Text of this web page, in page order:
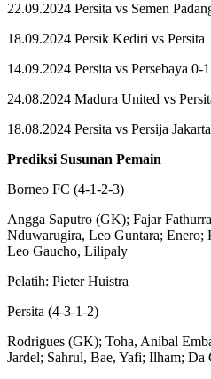
22.09.2024 Persita vs Semen
18.09.2024 Persik Kediri vs Persita
14.09.2024 Persita vs Persebaya 0-1
24.08.2024 Madura United vs
18.08.2024 Persita vs Persija
Prediksi Susunan Pemain
Borneo FC (4-1-2-3)
Angga Saputro (GK); Fajar
Nduwarugira, Leo Guntara; Enero;
Leo Gaucho, Lilipaly
Pelatih: Pieter Huistra
Persita (4-3-1-2)
Rodrigues (GK); Toha, Anibal
Jardel; Sahrul, Bae, Yafi; Ilham; Da